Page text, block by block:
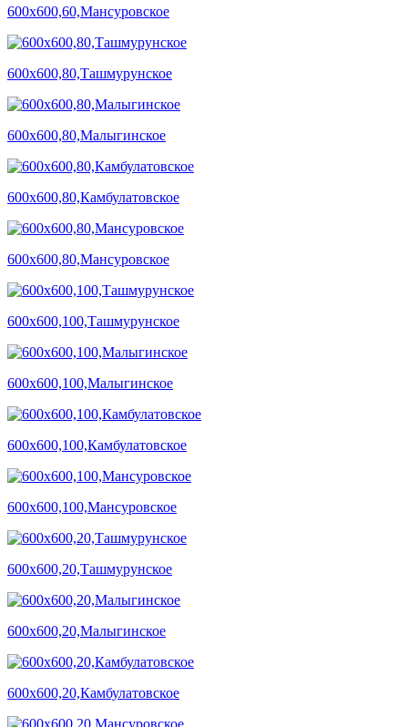
600х600,60,Мансуровское
600х600,80,Ташмурунское
600х600,80,Малыгинское
600х600,80,Камбулатовское
600х600,80,Мансуровское
600х600,100,Ташмурунское
600х600,100,Малыгинское
600х600,100,Камбулатовское
600х600,100,Мансуровское
600х600,20,Ташмурунское
600х600,20,Малыгинское
600х600,20,Камбулатовское